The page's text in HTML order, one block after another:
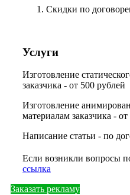
Скидки по
Услуги
Изготовление
заказчика - от 500 рублей
Изготовление
материалам заказчика -
Написание статьи - по
Если возникли вопросы
ссылка
Заказать рекламу